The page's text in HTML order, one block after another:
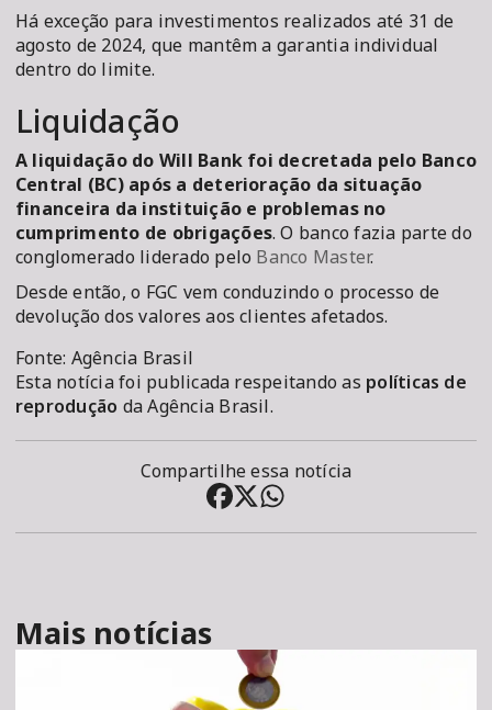
Há exceção para investimentos realizados até 31 de
agosto de 2024, que mantêm a garantia individual
dentro do limite.
Liquidação
A liquidação do Will Bank foi decretada pelo Banco
Central (BC) após a deterioração da situação
financeira da instituição e problemas no
cumprimento de obrigações. O banco fazia parte do
conglomerado liderado pelo Banco Master.
Desde então, o FGC vem conduzindo o processo de
devolução dos valores aos clientes afetados.
Fonte: Agência Brasil
Esta notícia foi publicada respeitando as políticas de
reprodução da Agência Brasil.
Compartilhe essa notícia
Mais notícias